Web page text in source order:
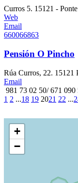
Curros 5. 15121 -
Web
Email
660066863
Pensión O Pincho
Rúa Curros, 22. 15121
Email
981 73 02 50/ 671 090
1 2 ...18 19 2021 22 ...
+
−